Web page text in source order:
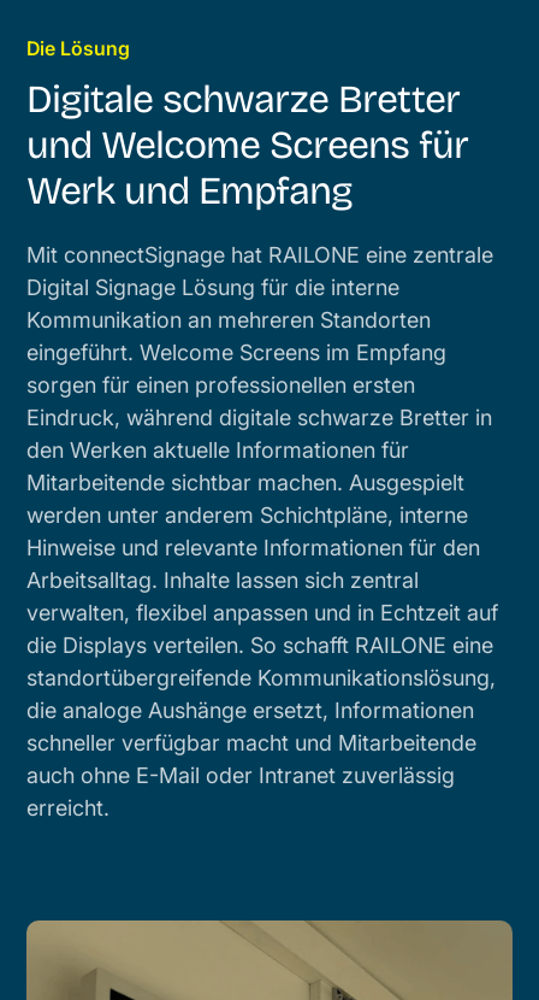
Die Lösung
Digitale schwarze Bretter
und Welcome Screens für
Werk und Empfang
Mit connectSignage hat RAILONE eine zentrale
Digital Signage Lösung für die interne
Kommunikation an mehreren Standorten
eingeführt. Welcome Screens im Empfang
sorgen für einen professionellen ersten
Eindruck, während digitale schwarze Bretter in
den Werken aktuelle Informationen für
Mitarbeitende sichtbar machen. Ausgespielt
werden unter anderem Schichtpläne, interne
Hinweise und relevante Informationen für den
Arbeitsalltag. Inhalte lassen sich zentral
verwalten, flexibel anpassen und in Echtzeit auf
die Displays verteilen. So schafft RAILONE eine
standortübergreifende Kommunikationslösung,
die analoge Aushänge ersetzt, Informationen
schneller verfügbar macht und Mitarbeitende
auch ohne E-Mail oder Intranet zuverlässig
erreicht.